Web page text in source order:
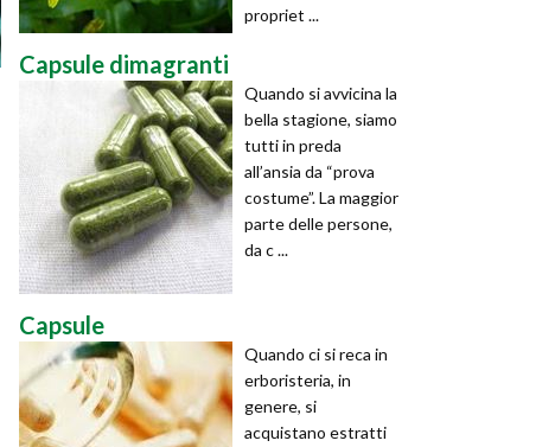
propriet ...
Capsule dimagranti
Quando si avvicina la
bella stagione, siamo
tutti in preda
all’ansia da “prova
costume”. La maggior
parte delle persone,
da c ...
Capsule
Quando ci si reca in
erboristeria, in
genere, si
acquistano estratti